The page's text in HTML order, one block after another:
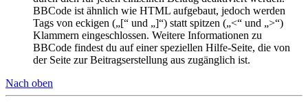
BBCode ist ähnlich wie HTML aufgebaut, jedoch werden
Tags von eckigen („[“ und „]“) statt spitzen („<“ und „>“)
Klammern eingeschlossen. Weitere Informationen zu
BBCode findest du auf einer speziellen Hilfe-Seite, die von
der Seite zur Beitragserstellung aus zugänglich ist.
Nach oben